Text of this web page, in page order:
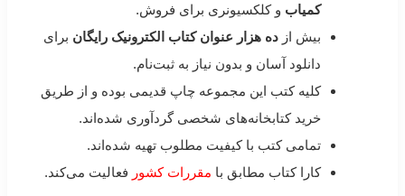
کمیاب و کلکسیونری برای فروش.
بیش از ده هزار عنوان کتاب الکترونیک رایگان برای
دانلود آسان و بدون نیاز به ثبت‌نام.
کلیه کتب این مجموعه چاپ قدیمی بوده و از طریق
خرید کتابخانه‌های شخصی گردآوری شده‌اند.
تمامی کتب با کیفیت مطلوب تهیه شده‌اند.
کارا کتاب مطابق با مقررات کشور فعالیت می‌کند.